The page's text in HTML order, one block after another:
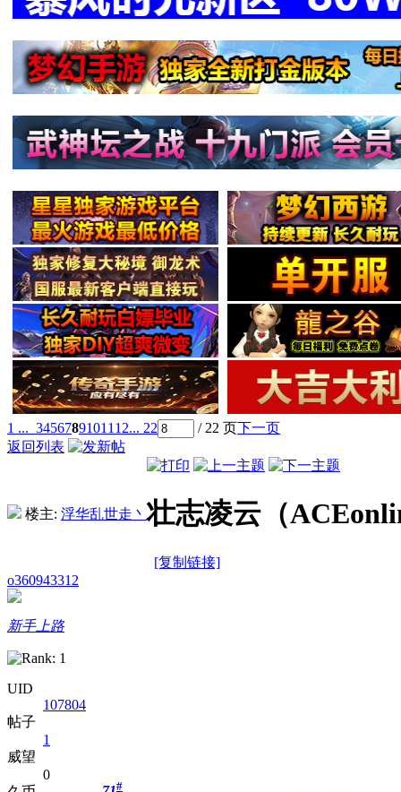
1 ... 34567891011 12... 22 / 22 页下一页
返回列表
楼主: 浮华乱世走丶 壮志凌云（
[复制链接]
o360943312
新手上路
UID
107804
帖子
1
威望
0
#